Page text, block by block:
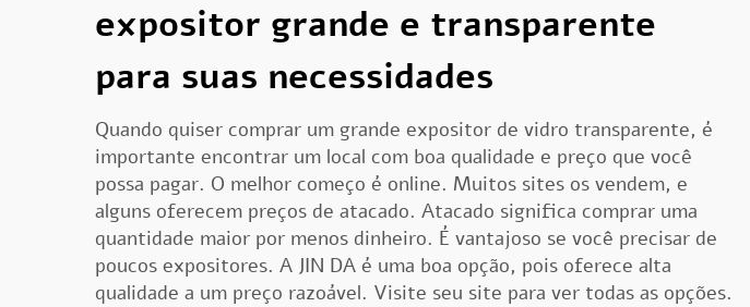
expositor grande e transparente
para suas necessidades
Quando quiser comprar um grande expositor de vidro transparente, é
importante encontrar um local com boa qualidade e preço que você
possa pagar. O melhor começo é online. Muitos sites os vendem, e
alguns oferecem preços de atacado. Atacado significa comprar uma
quantidade maior por menos dinheiro. É vantajoso se você precisar de
poucos expositores. A JIN DA é uma boa opção, pois oferece alta
qualidade a um preço razoável. Visite seu site para ver todas as opções.